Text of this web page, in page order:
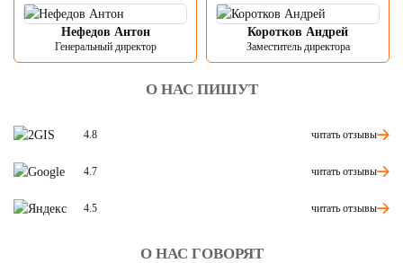
Нефедов Антон
Генеральный директор
Коротков Андрей
Заместитель директора
О НАС ПИШУТ
4.8 читать отзывы
4.7 читать отзывы
4.5 читать отзывы
О НАС ГОВОРЯТ